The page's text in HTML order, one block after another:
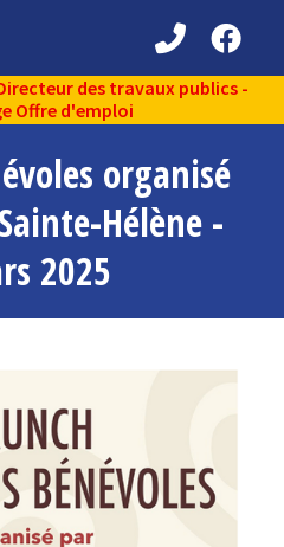
)
des travaux publics -
Offre d'emploi
organisé
Hélène -
2025